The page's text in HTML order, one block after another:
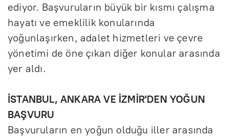
ediyor. Başvuruların büyük bir kısmı çalışma
hayatı ve emeklilik konularında
yoğunlaşırken, adalet hizmetleri ve çevre
yönetimi de öne çıkan diğer konular arasında
yer aldı.
İSTANBUL, ANKARA VE İZMİR'DEN YOĞUN
BAŞVURU
Başvuruların en yoğun olduğu iller arasında